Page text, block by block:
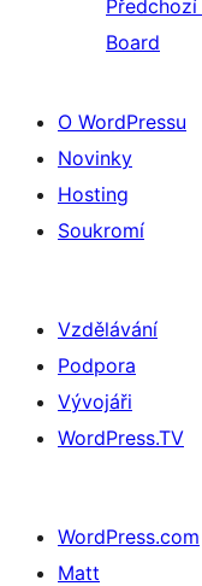
Předchozí
Board
O WordPressu
Novinky
Hosting
Soukromí
Vzdělávání
Podpora
Vývojáři
WordPress.TV
WordPress.com
Matt